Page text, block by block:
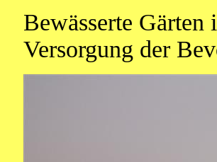
Bewässerte Gärten
Versorgung der